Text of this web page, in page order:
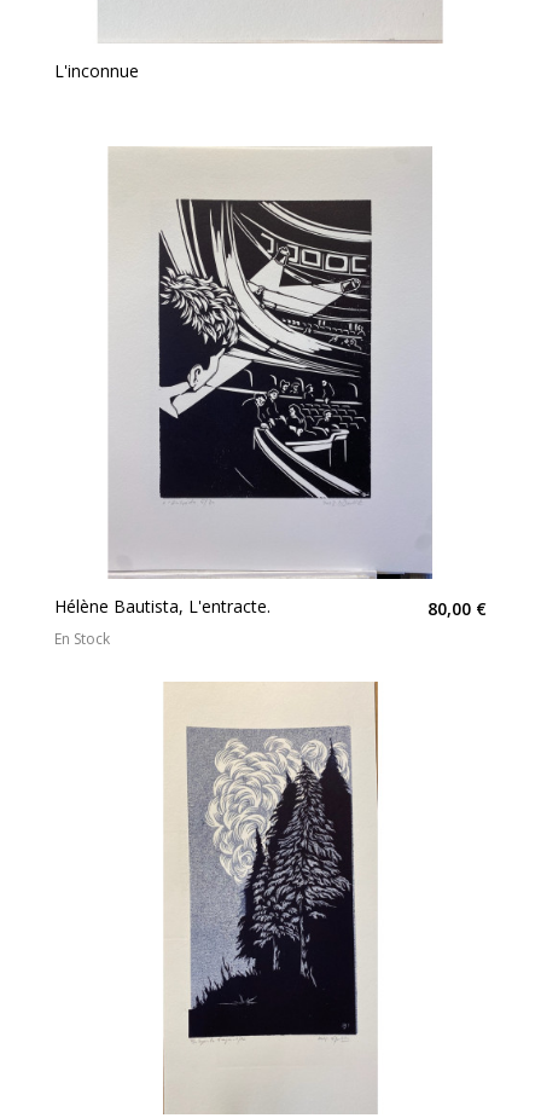
L'inconnue
Hélène Bautista, L'entracte. 80,00 €
En Stock